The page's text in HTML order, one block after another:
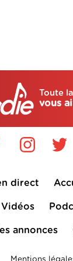
Toute
vous
direct
Vidéos
annonces
Mentions